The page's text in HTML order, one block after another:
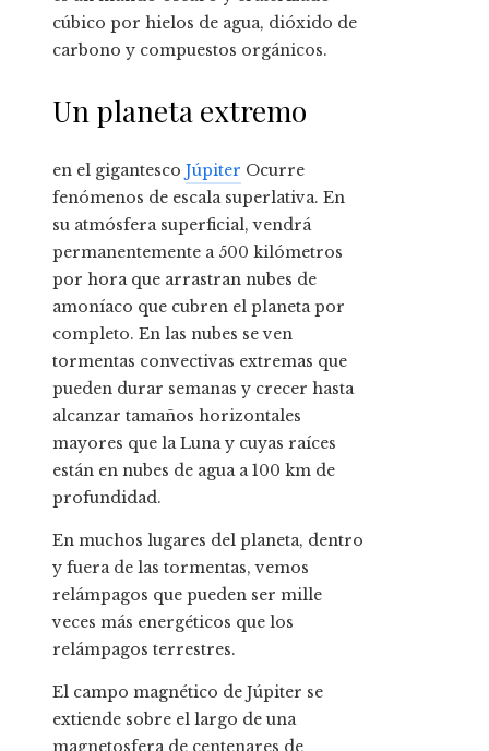
cúbico por hielos de agua, dióxido de
carbono y compuestos orgánicos.
Un planeta extremo
en el gigantesco Júpiter Ocurre
fenómenos de escala superlativa. En
su atmósfera superficial, vendrá
permanentemente a 500 kilómetros
por hora que arrastran nubes de
amoníaco que cubren el planeta por
completo. En las nubes se ven
tormentas convectivas extremas que
pueden durar semanas y crecer hasta
alcanzar tamaños horizontales
mayores que la Luna y cuyas raíces
están en nubes de agua a 100 km de
profundidad.
En muchos lugares del planeta, dentro
y fuera de las tormentas, vemos
relámpagos que pueden ser mille
veces más energéticos que los
relámpagos terrestres.
El campo magnético de Júpiter se
extiende sobre el largo de una
magnetosfera de centenares de